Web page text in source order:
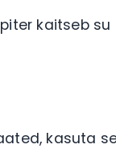
kaitseb su
kasuta